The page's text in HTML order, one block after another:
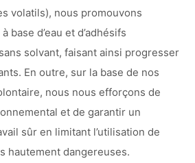
volatils), nous promouvons
base d’eau et d’adhésifs
solvant, faisant ainsi progresser
En outre, sur la base de nos
nous nous efforçons de
et de garantir un
sûr en limitant l’utilisation de
hautement dangereuses.